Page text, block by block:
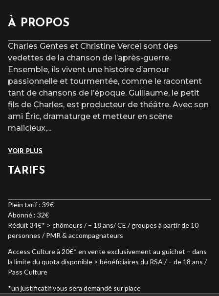
À PROPOS
Charles Gentes et Christine Vercel sont des
vedettes de la chanson de l’après-guerre.
Ensemble, ils vivent une histoire d’amour
passionnelle et tourmentée, comme le racontent
tant de chansons de l’époque. Guillaume, le petit
fils de Charles, est producteur de théâtre. Avec son
ami Éric, dramaturge et metteur en scène
malicieux,...
VOIR PLUS
TARIFS
Plein tarif : 39€
Abonné : 32€
Réduit 34€* > chômeurs / – 18 ans/ CE / groupes à partir de 10
personnes / PMR & accompagnateurs
Access Culture à 20€* en vente exclusivement au guichet – dans
la limite du quota disponible > bénéficiaires du RSA / – de 18 ans /
Pass Culture
*un justificatif vous sera demandé sur place